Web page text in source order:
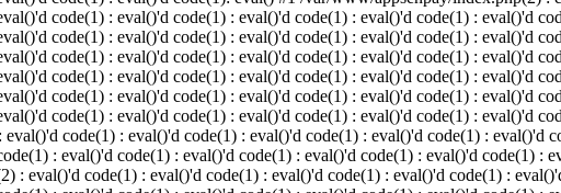
code(1) : eval()'d code(1) : eval()'d code(1) : eval()'d code(1) : eval()'d
code(1) : eval()'d code(1) : eval()'d code(1) : eval()'d code(1) : eval()'d
code(1) : eval()'d code(1) : eval()'d code(1) : eval()'d code(1) : eval()'d
code(1) : eval()'d code(1) : eval()'d code(1) : eval()'d code(1) : eval()'d
code(1) : eval()'d code(1) : eval()'d code(1) : eval()'d code(1) : eval()'d
code(1) : eval()'d code(1) : eval()'d code(1) : eval()'d code(1) : eval()'d
code(1) : eval()'d code(1) : eval()'d code(1) : eval()'d code(1) : eval()'d
: eval()'d code(1) : eval()'d code(1) : eval()'d code(1) : eval()'d code(1)
: eval()'d code(1) : eval()'d code(1) : eval()'d code(1) : eval()'d code(1) :